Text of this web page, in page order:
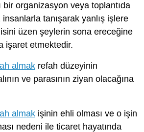
bir organizasyon veya toplantıda
tanışarak yanlış işlere
üzen şeylerin sona ereceğine
işaret etmektedir.
almak refah düzeyinin
ve parasının ziyan olacağına
almak işinin ehli olması ve o işin
nedeni ile ticaret hayatında